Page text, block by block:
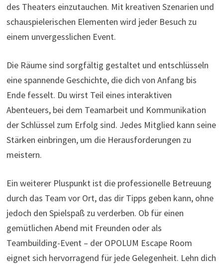
des Theaters einzutauchen. Mit kreativen Szenarien und
schauspielerischen Elementen wird jeder Besuch zu
einem unvergesslichen Event.
Die Räume sind sorgfältig gestaltet und entschlüsseln
eine spannende Geschichte, die dich von Anfang bis
Ende fesselt. Du wirst Teil eines interaktiven
Abenteuers, bei dem Teamarbeit und Kommunikation
der Schlüssel zum Erfolg sind. Jedes Mitglied kann seine
Stärken einbringen, um die Herausforderungen zu
meistern.
Ein weiterer Pluspunkt ist die professionelle Betreuung
durch das Team vor Ort, das dir Tipps geben kann, ohne
jedoch den Spielspaß zu verderben. Ob für einen
gemütlichen Abend mit Freunden oder als
Teambuilding-Event – der OPOLUM Escape Room
eignet sich hervorragend für jede Gelegenheit. Lehn dich